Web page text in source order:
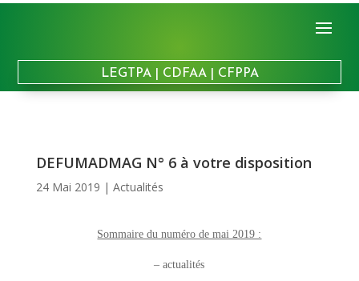
LEGTPA| CDFAA| CFPPA
DEFUMADMAG N° 6 à votre disposition
24 Mai 2019 | Actualités
Sommaire du numéro de mai 2019 :
– actualités